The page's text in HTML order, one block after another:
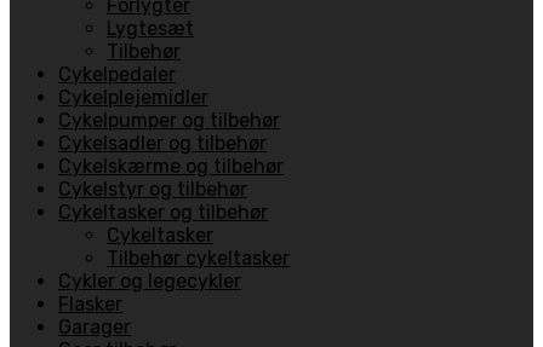
Forlygter
Lygtesæt
Tilbehør
Cykelpedaler
Cykelplejemidler
Cykelpumper og tilbehør
Cykelsadler og tilbehør
Cykelskærme og tilbehør
Cykelstyr og tilbehør
Cykeltasker og tilbehør
Cykeltasker
Tilbehør cykeltasker
Cykler og legecykler
Flasker
Garager